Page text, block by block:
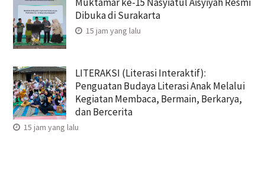
Dibuka di Surakarta
15 jam yang lalu
LITERAKSI (Literasi Interaktif):
Penguatan Budaya Literasi Anak Melalui
Kegiatan Membaca, Bermain, Berkarya,
dan Bercerita
15 jam yang lalu